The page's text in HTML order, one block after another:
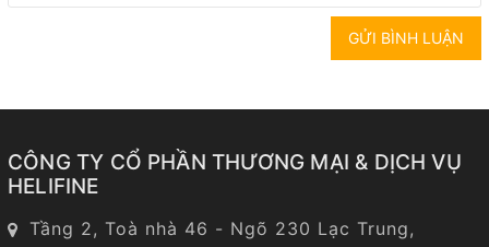
GỬI BÌNH LUẬN
CÔNG TY CỔ PHẦN THƯƠNG MẠI & DỊCH VỤ
HELIFINE
Tầng 2, Toà nhà 46 - Ngõ 230 Lạc Trung,